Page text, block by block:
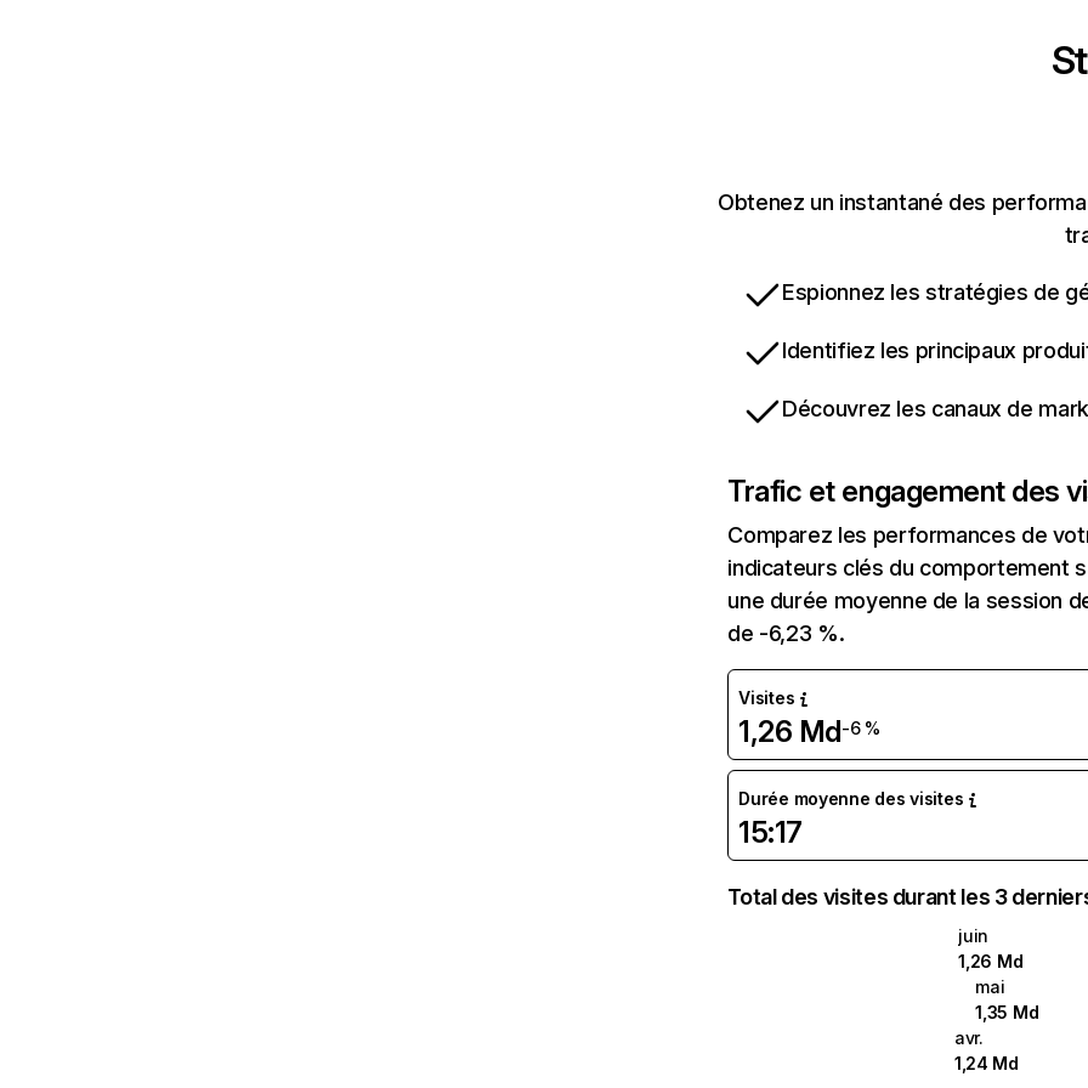
Obtenez un instantané des
Espionnez les stratégies de
Identifiez les principaux
Découvrez les canaux de
Trafic et engagement des
Comparez les performances de
indicateurs clés du comportement
une durée moyenne de la session
de -6,23 %.
Visites
1,26 Md-6 %
Durée moyenne des visites
15:17
Total des visites durant les 3
juin
1,26 Md
mai
1,35 Md
avr.
1,24 Md